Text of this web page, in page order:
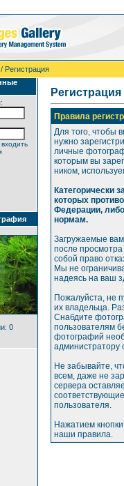
/ Регистрация
0
Регистрация
Правила
Для того, чтобы
нужно
личные
которым вы
ником,
Категорически
которых
Федерации,
нормам.
Загружаемые
после
собой право
Мы не
надеясь на ваш
Пожалуйста, не
их владельца.
Снабдите
пользователям
фотографий
администратору
Не забывайте,
всем, даже не
сервера
пользователя.
Нажатием
наши правила.